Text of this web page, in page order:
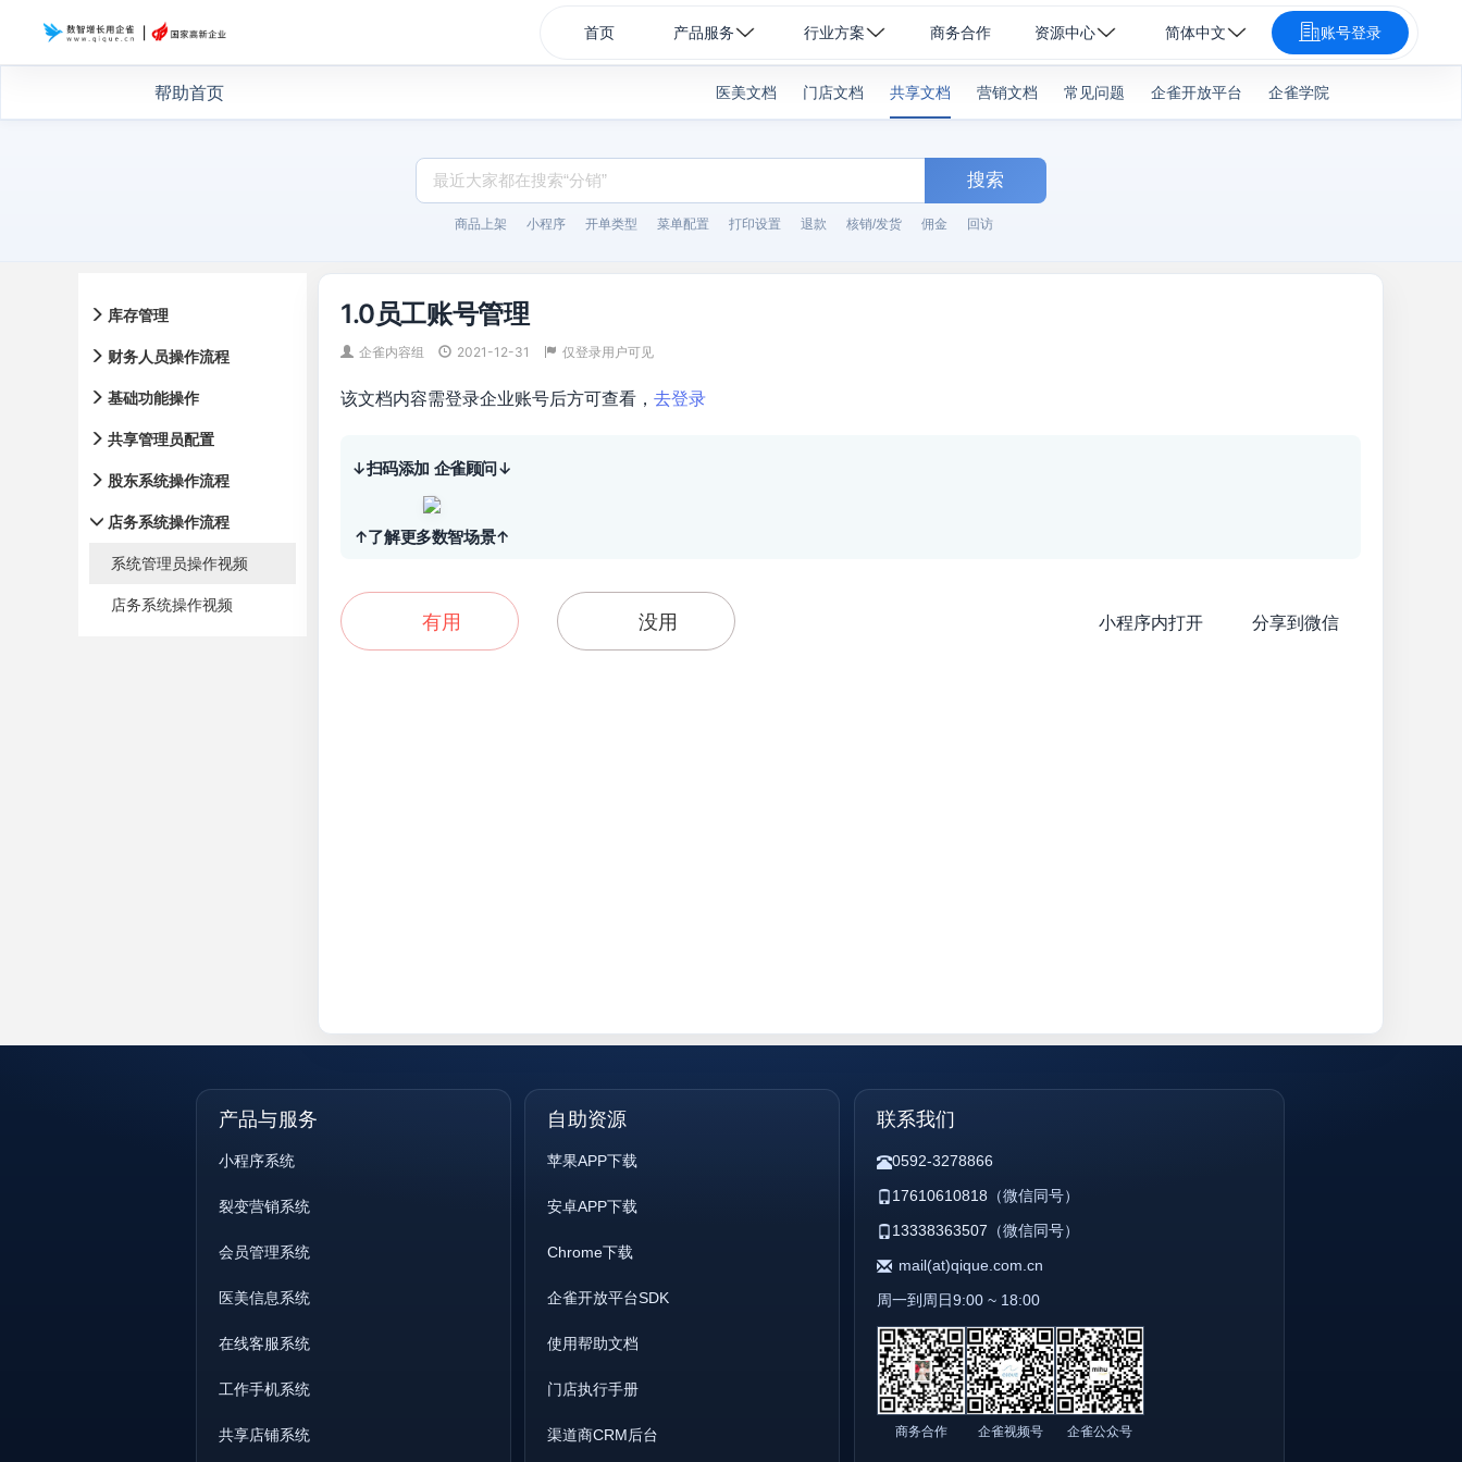
首页 产品服务 行业方案 商务合作 资源中心 简体中文 账号登录
帮助首页 医美文档 门店文档 共享文档 营销文档 常见问题 企雀开放平台 企雀学院
搜索
商品上架 小程序 开单类型 菜单配置 打印设置 退款 核销/发货 佣金 回访
库存管理
财务人员操作流程
基础功能操作
共享管理员配置
股东系统操作流程
店务系统操作流程
系统管理员操作视频
店务系统操作视频
1.0员工账号管理
企雀内容组 2021-12-31 仅登录用户可见
该文档内容需登录企业账号后方可查看， 去登录
↓扫码添加 企雀顾问↓
↑了解更多数智场景↑
有用 没用 分享到微信
小程序内打开
产品与服务
小程序系统
裂变营销系统
会员管理系统
医美信息系统
在线客服系统
工作手机系统
共享店铺系统
自助资源
苹果APP下载
安卓APP下载
Chrome下载
企雀开放平台SDK
使用帮助文档
门店执行手册
渠道商CRM后台
联系我们
0592-3278866
17610610818 （微信同号）
13338363507 （微信同号）
mail(at)qique.com.cn
周一到周日9:00 ~ 18:00
商务合作 企雀视频号 企雀公众号